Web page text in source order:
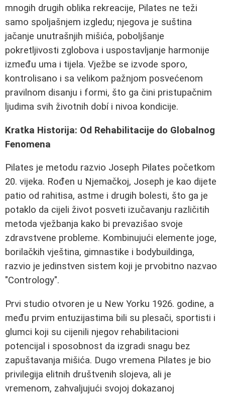
mnogih drugih oblika rekreacije, Pilates ne teži
samo spoljašnjem izgledu; njegova je suština
jačanje unutrašnjih mišića, poboljšanje
pokretljivosti zglobova i uspostavljanje harmonije
između uma i tijela. Vježbe se izvode sporo,
kontrolisano i sa velikom pažnjom posvećenom
pravilnom disanju i formi, što ga čini pristupačnim
ljudima svih životnih dobí i nivoa kondicije.
Kratka Historija: Od Rehabilitacije do Globalnog
Fenomena
Pilates je metodu razvio Joseph Pilates početkom
20. vijeka. Rođen u Njemačkoj, Joseph je kao dijete
patio od rahitisa, astme i drugih bolesti, što ga je
potaklo da cijeli život posveti izučavanju različitih
metoda vježbanja kako bi prevazišao svoje
zdravstvene probleme. Kombinujući elemente joge,
borilačkih vještina, gimnastike i bodybuildinga,
razvio je jedinstven sistem koji je prvobitno nazvao
"Contrology".
Prvi studio otvoren je u New Yorku 1926. godine, a
među prvim entuzijastima bili su plesači, sportisti i
glumci koji su cijenili njegov rehabilitacioni
potencijal i sposobnost da izgradi snagu bez
zapuštavanja mišića. Dugo vremena Pilates je bio
privilegija elitnih društvenih slojeva, ali je
vremenom, zahvaljujući svojoj dokazanoj